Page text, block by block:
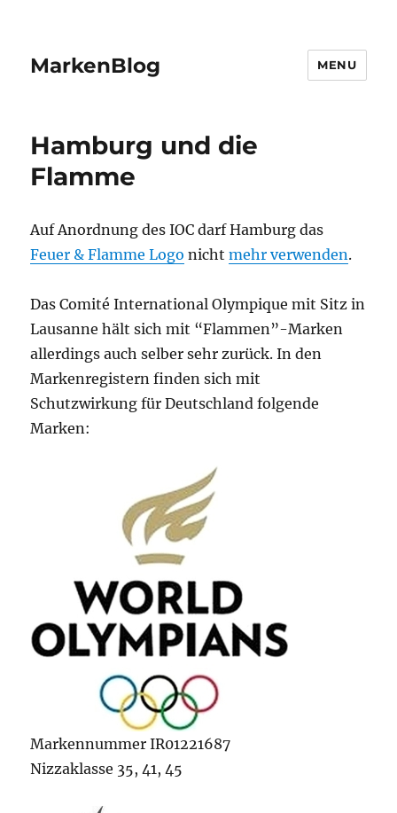
MarkenBlog MENU
Hamburg und die
Flamme
Auf Anordnung des IOC darf Hamburg das
Feuer & Flamme Logo nichtmehr verwenden.
Das Comité International Olympique mit Sitz in
Lausanne hält sich mit “Flammen”-Marken
allerdings auch selber sehr zurück. In den
Markenregistern finden sich mit
Schutzwirkung für Deutschland folgende
Marken:
Markennummer IR01221687
Nizzaklasse 35, 41, 45